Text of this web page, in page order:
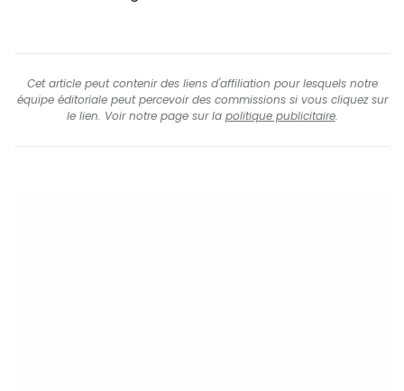
Cet article peut contenir des liens d'affiliation pour lesquels notre
équipe éditoriale peut percevoir des commissions si vous cliquez sur
le lien. Voir notre page sur la politique publicitaire.